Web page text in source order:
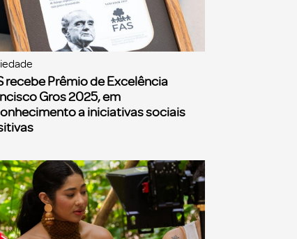
recebe Prêmio de Excelência
Gros 2025, em
a iniciativas sociais